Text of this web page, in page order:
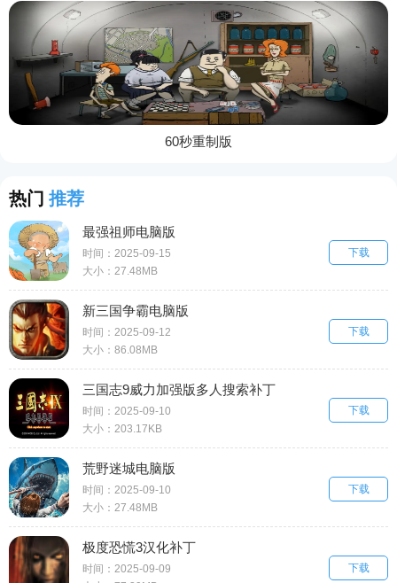
60秒重制版
热门 推荐
最强祖师电脑版
时间：2025-09-15
大小：27.48MB
下载
新三国争霸电脑版
时间：2025-09-12
大小：86.08MB
下载
三国志9威力加强版多人搜索补丁
时间：2025-09-10
大小：203.17KB
下载
荒野迷城电脑版
时间：2025-09-10
大小：27.48MB
下载
极度恐慌3汉化补丁
时间：2025-09-09
下载